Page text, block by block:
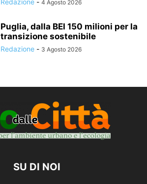
4 Agosto 2026
Puglia, dalla BEI 150 milioni per la
transizione sostenibile
Redazione - 3 Agosto 2026
SU DI NOI